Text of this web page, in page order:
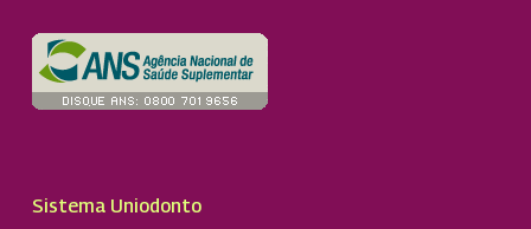
Sistema Uniodonto